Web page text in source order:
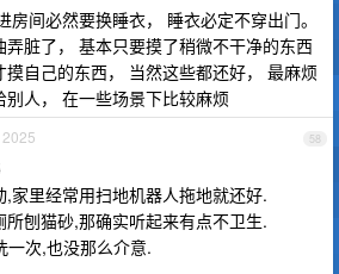
房间必然要换睡衣， 睡衣必定不穿出门。
脏了， 基本只要摸了稍微不干净的东西
摸自己的东西， 当然这些都还好， 最麻烦
别人， 在一些场景下比较麻烦
58
家里经常用扫地机器人拖地就还好.
刨猫砂,那确实听起来有点不卫生.
一次,也没那么介意.